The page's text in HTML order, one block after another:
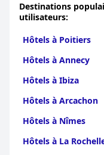
Destinations
utilisateurs:
Hôtels à Poitiers
Hôtels à Annecy
Hôtels à Ibiza
Hôtels à Arcachon
Hôtels à Nîmes
Hôtels à La